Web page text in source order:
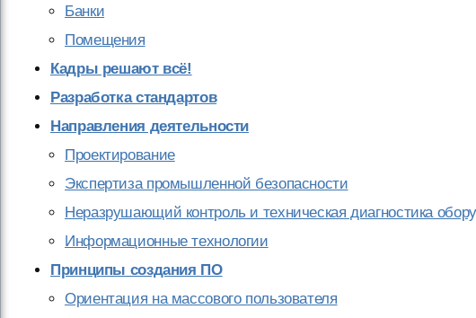
Банки
Помещения
Кадры решают всё!
Разработка стандартов
Направления деятельности
Проектирование
Экспертиза промышленной безопасности
Неразрушающий контроль и техническая диагностика
Информационные технологии
Принципы создания ПО
Ориентация на массового пользователя